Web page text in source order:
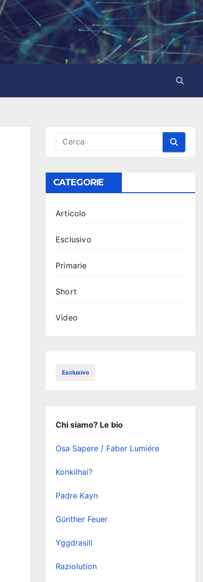
CATEGORIE
Articolo
Esclusivo
Primarie
Short
Video
Esclusivo
Chi siamo? Le bio
Osa Sapere / Faber Lumiére
Konkilhai?
Padre Kayn
Günther Feuer
Yggdrasill
Raziolution